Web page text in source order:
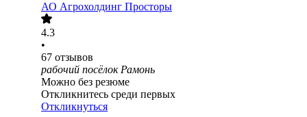
АО Агрохолдинг Просторы
4.3
•
67 отзывов
рабочий посёлок Рамонь
Можно без резюме
Откликнитесь среди первых
Откликнуться